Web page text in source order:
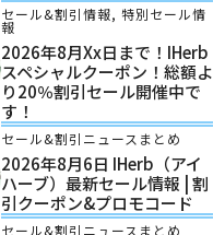
セール&割引情報, 特別セール情
報
2026年8月xx日まで！iHerb
スペシャルクーポン！総額よ
り20％割引セール開催中で
す！
セール&割引ニュースまとめ
2026年8月6日 IHerb（アイ
ハーブ）最新セール情報 | 割
引クーポン&プロモコード
セール&割引ニュースまとめ